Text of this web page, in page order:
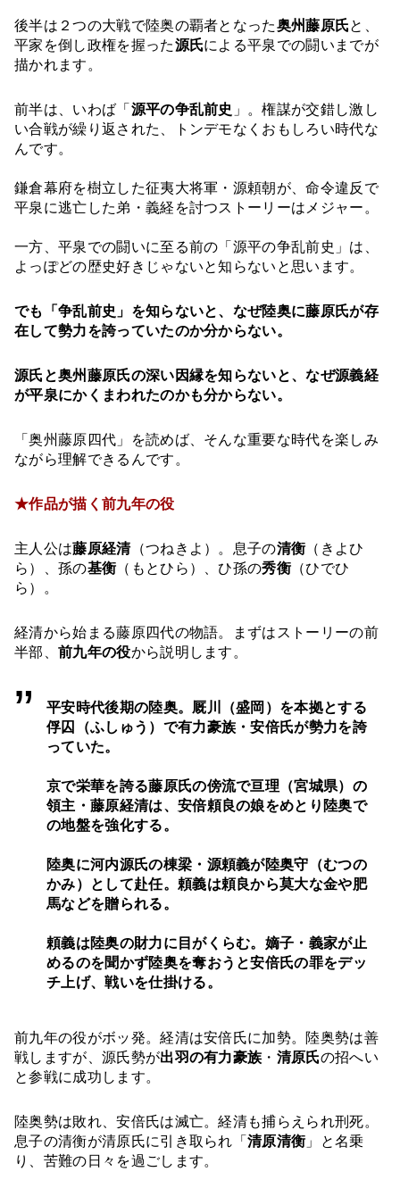
後半は２つの大戦で陸奥の覇者となった奥州藤原氏と、
平家を倒し政権を握った源氏による平泉での闘いまでが
描かれます。
前半は、いわば「 源平の争乱前史 」。権謀が交錯し激し
い合戦が繰り返された、トンデモなくおもしろい時代な
んです。
鎌倉幕府を樹立した征夷大将軍・源頼朝が、命令違反で
平泉に逃亡した弟・義経を討つストーリーはメジャー。
一方、平泉での闘いに至る前の「源平の争乱前史」は、
よっぽどの歴史好きじゃないと知らないと思います。
でも「争乱前史」を知らないと、なぜ陸奥に藤原氏が存
在して勢力を誇っていたのか分からない。
源氏と奥州藤原氏の深い因縁を知らないと、なぜ源義経
が平泉にかくまわれたのかも分からない。
「奥州藤原四代」を読めば、そんな重要な時代を楽しみ
ながら理解できるんです。
★作品が描く前九年の役
主人公は藤原経清（つねきよ）。息子の清衡 （きよひ
ら）、孫の基衡 （もとひら）、ひ孫の秀衡 （ひでひ
ら）。
経清から始まる藤原四代の物語。まずはストーリーの前
半部、 前九年の役から説明します。
平安時代後期の陸奥。厩川（盛岡）を本拠とする
俘囚（ふしゅう）で有力豪族・安倍氏が勢力を誇
っていた。
京で栄華を誇る藤原氏の傍流で亘理（宮城県）の
領主・藤原経清は、安倍頼良の娘をめとり陸奥で
の地盤を強化する。
陸奥に河内源氏の棟梁・源頼義が陸奥守（むつの
かみ）として赴任。頼義は頼良から莫大な金や肥
馬などを贈られる。
頼義は陸奥の財力に目がくらむ。嫡子・義家が止
めるのを聞かず陸奥を奪おうと安倍氏の罪をデッ
チ上げ、戦いを仕掛ける。
前九年の役がボッ発。経清は安倍氏に加勢。陸奥勢は善
戦しますが、源氏勢が出羽の有力豪族 ・ 清原氏の招へい
と参戦に成功します。
陸奥勢は敗れ、安倍氏は滅亡。経清も捕らえられ刑死。
息子の清衡が清原氏に引き取られ「清原清衡 」と名乗
り、苦難の日々を過ごします。